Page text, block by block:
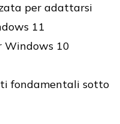
per adattarsi
11
Windows 10
fondamentali sotto